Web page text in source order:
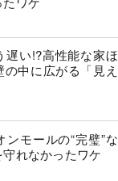
遅い!?高性能な家ほ
中に広がる「見え
ンモールの“完璧”な
れなかったワケ